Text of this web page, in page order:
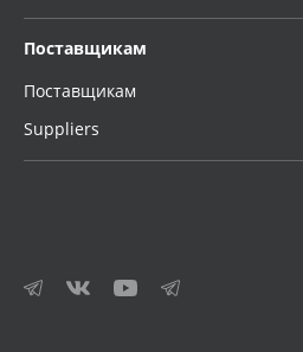
Поставщикам
Поставщикам
Suppliers